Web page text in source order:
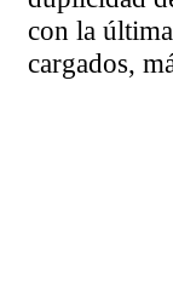
con la
cargados,